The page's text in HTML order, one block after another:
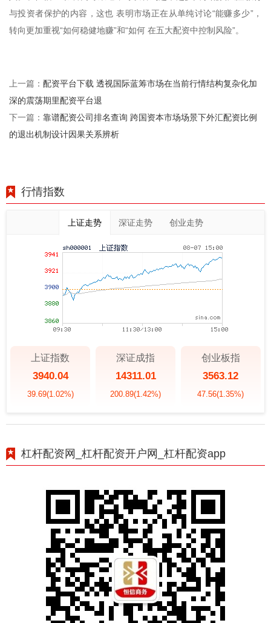
与投资者保护的内容，这也 表明市场正在从单纯讨论“能赚多少”，
转向更加重视“如何稳健地赚”和“如何 在五大配资中控制风险”。
上一篇： 配资平台下载 透视国际蓝筹市场在当前行情结构复杂化加
深的震荡期里配资平台退
下一篇： 靠谱配资公司排名查询 跨国资本市场场景下外汇配资比例
的退出机制设计因果关系辨析
行情指数
上证走势 深证走势 创业走势
上证指数
3940.04
39.69(1.02%)
深证成指
14311.01
200.89(1.42%)
创业板指
3563.12
47.56(1.35%)
杠杆配资网_杠杆配资开户网_杠杆配资app